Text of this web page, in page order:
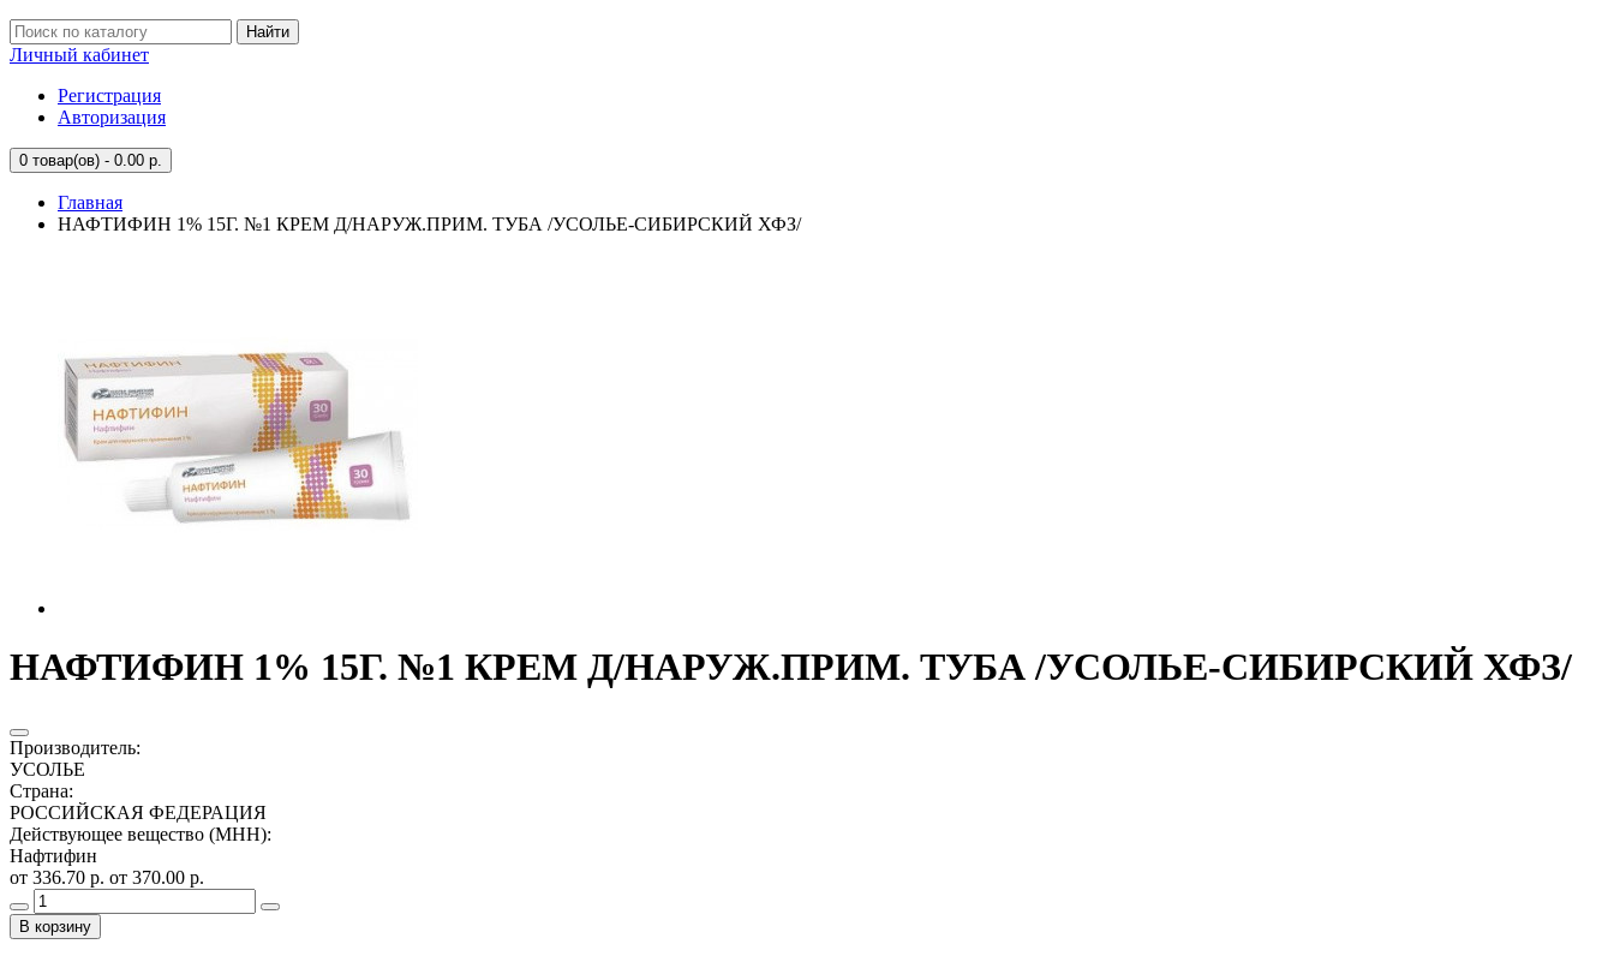
Найти
Личный кабинет
Регистрация
Авторизация
0 товар(ов) - 0.00 р.
Главная
НАФТИФИН 1% 15Г. №1 КРЕМ Д/НАРУЖ.ПРИМ. ТУБА /УСОЛЬЕ-СИБИРСКИЙ ХФЗ/
НАФТИФИН 1% 15Г. №1 КРЕМ Д/НАРУЖ.ПРИМ. ТУБА /УСОЛЬЕ-СИБИРСКИЙ ХФЗ/
Производитель:
УСОЛЬЕ
Страна:
РОССИЙСКАЯ ФЕДЕРАЦИЯ
Действующее вещество (МНН):
Нафтифин
от 336.70 р. от 370.00 р.
В корзину